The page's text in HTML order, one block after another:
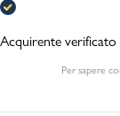
Acquirente verificato
Per sapere